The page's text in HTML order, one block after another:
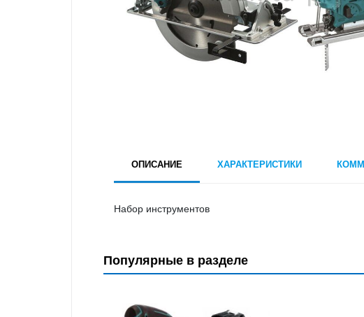
ОПИСАНИЕ ХАРАКТЕРИСТИКИ
Набор инструментов
Популярные в разделе